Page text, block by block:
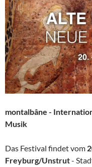
montalbâne -
Musik
Das Festival findet vom
Freyburg/Unstrut-